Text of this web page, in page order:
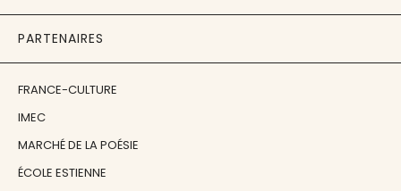
PARTENAIRES
FRANCE-CULTURE
IMEC
MARCHÉ DE LA POÉSIE
ÉCOLE ESTIENNE